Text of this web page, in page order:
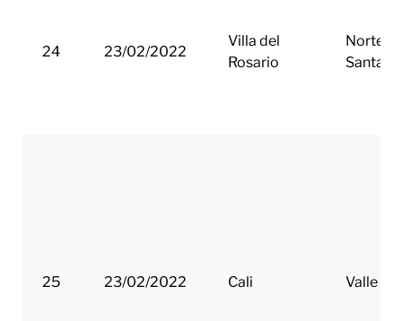
24 23/02/2022
Villa del
Rosario
Norte
25 23/02/2022 Cali Valle